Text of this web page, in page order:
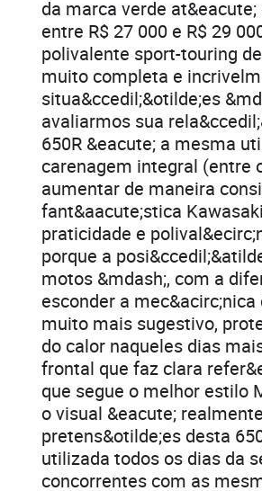
da marca verde
entre R$ 27 000 e R$ 29
polivalente sport-touring
muito completa e
situa&ccedil;&otilde;es
avaliarmos sua
650R &eacute; a mesma
carenagem integral (entre
aumentar de maneira
fant&aacute;stica
praticidade e
porque a
motos &mdash;, com a
esconder a
muito mais sugestivo,
do calor naqueles dias
frontal que faz clara
que segue o melhor estilo
o visual &eacute;
pretens&otilde;es desta
utilizada todos os dias da
concorrentes com as